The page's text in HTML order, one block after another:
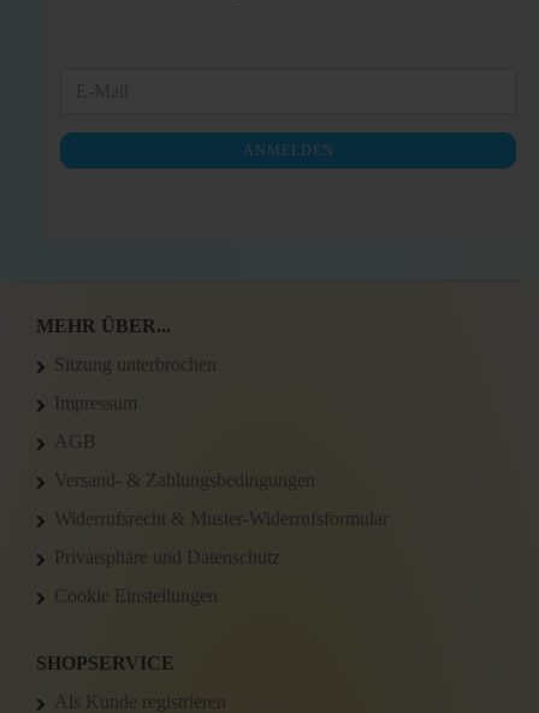
NEWSLETTER-
ANMELDUNG
ANMELDEN
MEHR ÜBER...
Sitzung unterbrochen
Impressum
AGB
Versand- & Zahlungsbedingungen
Widerrufsrecht & Muster-Widerrufsformular
Privatsphäre und Datenschutz
Cookie Einstellungen
SHOPSERVICE
Als Kunde registrieren